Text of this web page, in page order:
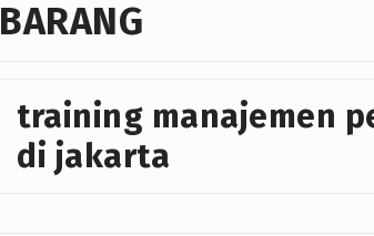
BARANG
training manajemen
di jakarta